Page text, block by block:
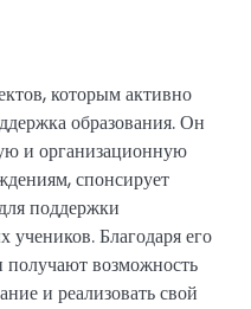
которым активно
образования. Он
и организационную
спонсирует
поддержки
Благодаря его
возможность
и реализовать свой